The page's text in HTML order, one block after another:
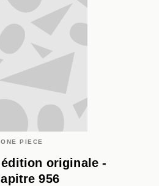
ONE PIECE
édition originale -
956